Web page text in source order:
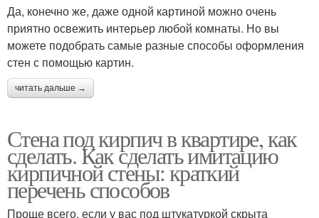
Да, конечно же, даже одной картиной можно очень
приятно освежить интерьер любой комнаты. Но вы
можете подобрать самые разные способы оформления
стен с помощью картин.
читать дальше →
Стена под кирпич в квартире, как
сделать. Как сделать имитацию
кирпичной стены: краткий
перечень способов
Проще всего, если у вас под штукатуркой скрыта